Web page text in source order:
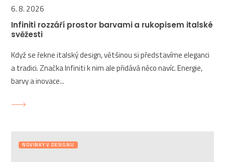
6. 8. 2026
Infiniti rozzáří prostor barvami a rukopisem italské
svěžesti
Když se řekne italský design, většinou si představíme eleganci
a tradici. Značka Infiniti k nim ale přidává něco navíc. Energie,
barvy a inovace...
NOVINKY V DESIGNU